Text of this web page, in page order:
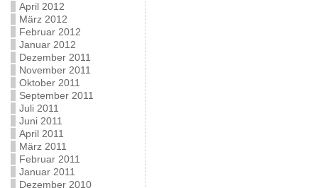
April 2012
März 2012
Februar 2012
Januar 2012
Dezember 2011
November 2011
Oktober 2011
September 2011
Juli 2011
Juni 2011
April 2011
März 2011
Februar 2011
Januar 2011
Dezember 2010